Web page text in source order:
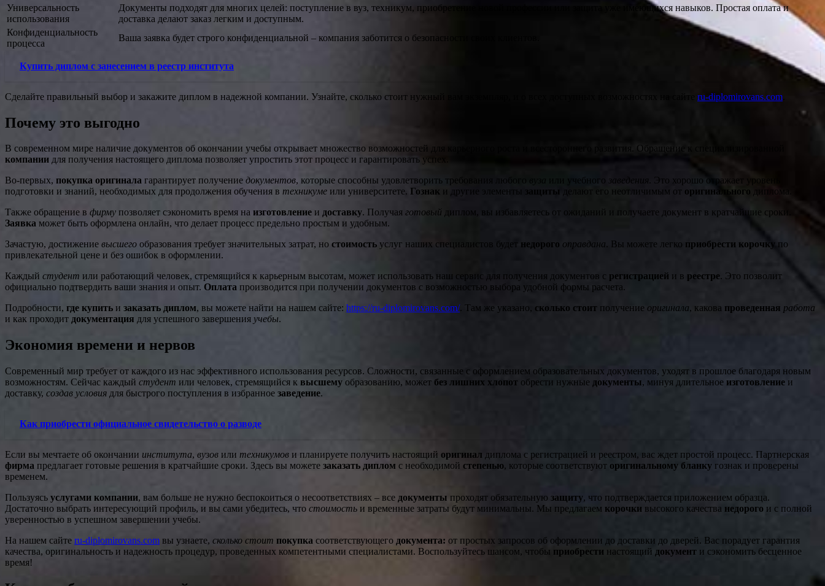
Универсальность
использования
Документы подходят для многих целей: поступление в вуз, техникум, приобретение новой профессии или защита уже имеющихся навыков. Простая оплата и
доставка делают заказ легким и доступным.
Конфиденциальность
процесса
Ваша заявка будет строго конфиденциальной – компания заботится о безопасности своих клиентов.
Купить диплом с занесением в реестр института
Сделайте правильный выбор и закажите диплом в надежной компании. Узнайте, сколько стоит нужный вам экземпляр, и о всех доступных возможностях на сайте ru-diplomirovans.com
Почему это выгодно
В современном мире наличие документов об окончании учебы открывает множество возможностей для карьерного роста и всестороннего развития. Обращение к специализированной
компании для получения настоящего диплома позволяет упростить этот процесс и гарантировать успех.
Во-первых, покупка оригинала гарантирует получение документов, которые способны удовлетворить требования любого или учебного заведения . Это хорошо отражает уровень
подготовки и знаний, необходимых для продолжения обучения в техникуме или университете. Гознак и другие элементы защиты делают его неотличимым от оригинального
диплома.
Также обращение в фирму позволяет сэкономить время на изготовление и доставку. Получая готовый диплом, вы избавляетесь от ожиданий и получаете документ в кратчайшие сроки.
Заявка может быть оформлена онлайн, что делает процесс предельно простым и удобным.
Зачастую, достижение высшего образования требует значительных затрат, но стоимость услуг наших специалистов будет недорого оправдана. Вы можете легко приобрести корочку по
привлекательной цене и без ошибок в оформлении.
Каждый студент или работающий человек, стремящийся к карьерным высотам, может использовать наш сервис для получения документов с регистрацией и в реестре. Это позволит
официально подтвердить ваши знания и опыт. Оплата производится при получении документов с возможностью выбора удобной формы расчета.
Подробности, где купить и заказать диплом, вы можете найти на нашем сайте: https://ru-diplomirovans.com/. Там же указано, сколько стоит получение оригинала, какова проведенная работа
и как проходит документация для успешного завершения учебы.
Экономия времени и нервов
Современный мир требует от каждого из нас эффективного использования ресурсов. Сложности, связанные с оформлением образовательных документов, уходят в прошлое благодаря новым
возможностям. Сейчас каждый студент или человек, стремящийся к высшему образованию, может без лишних хлопот обрести нужные документы, минуя длительное изготовление и
доставку, создав условия для быстрого поступления в избранное заведение.
Как приобрести официальное свидетельство о разводе
Если вы мечтаете об окончании института, вузов или техникумов и планируете получить настоящий оригинал диплома с регистрацией и реестром, вас ждет простой процесс. Партнерская
фирма предлагает готовые решения в кратчайшие сроки. Здесь вы можете заказать диплом с необходимой степенью, которые соответствуют оригинальному бланку гознак и проверены
временем.
Пользуясь услугами компании, вам больше не нужно беспокоиться о несоответствиях – все документы проходят обязательную защиту, что подтверждается приложением образца.
Достаточно выбрать интересующий профиль, и вы сами убедитесь, что стоимость и временные затраты будут минимальны. Мы предлагаем корочки высокого качества недорого и с полной
уверенностью в успешном завершении учебы.
На нашем сайте ru-diplomirovans.com вы узнаете, сколько стоит покупка соответствующего документа: от простых запросов об оформлении до доставки до дверей. Вас порадует гарантия
качества, оригинальность и надежность процедур, проведенных компетентными специалистами. Воспользуйтесь шансом, чтобы приобрести настоящий документ и сэкономить бесценное
время!